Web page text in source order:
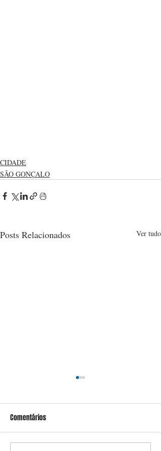
CIDADE
SÃO GONÇALO
Posts Relacionados Ver tudo
Comentários